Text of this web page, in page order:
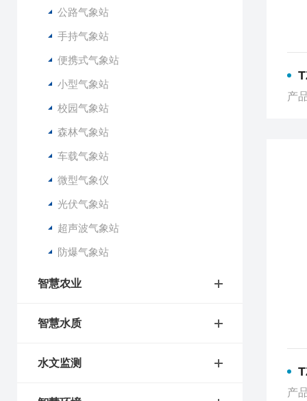
公路气象站
手持气象站
便携式气象站
小型气象站
校园气象站
森林气象站
车载气象站
微型气象仪
光伏气象站
超声波气象站
防爆气象站
智慧农业
智慧水质
水文监测
产
产